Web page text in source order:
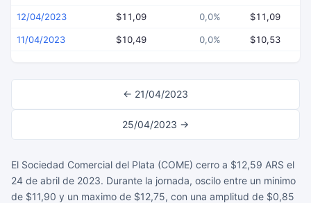
12/04/2023 $11,09 0,0% $11,09
11/04/2023 $10,49 0,0% $10,53
← 21/04/2023
25/04/2023 →
El Sociedad Comercial del Plata (COME) cerro a $12,59 ARS el
24 de abril de 2023. Durante la jornada, oscilo entre un minimo
de $11,90 y un maximo de $12,75, con una amplitud de $0,85